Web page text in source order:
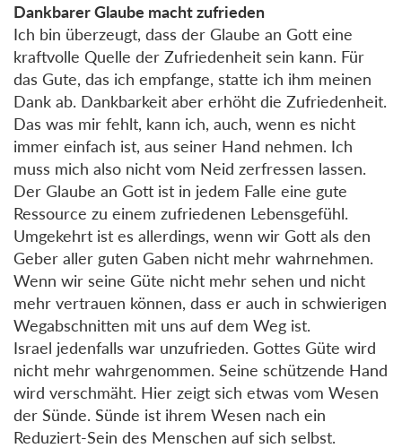
Dankbarer Glaube macht zufrieden
Ich bin überzeugt, dass der Glaube an Gott eine
kraftvolle Quelle der Zufriedenheit sein kann. Für
das Gute, das ich empfange, statte ich ihm meinen
Dank ab. Dankbarkeit aber erhöht die Zufriedenheit.
Das was mir fehlt, kann ich, auch, wenn es nicht
immer einfach ist, aus seiner Hand nehmen. Ich
muss mich also nicht vom Neid zerfressen lassen.
Der Glaube an Gott ist in jedem Falle eine gute
Ressource zu einem zufriedenen Lebensgefühl.
Umgekehrt ist es allerdings, wenn wir Gott als den
Geber aller guten Gaben nicht mehr wahrnehmen.
Wenn wir seine Güte nicht mehr sehen und nicht
mehr vertrauen können, dass er auch in schwierigen
Wegabschnitten mit uns auf dem Weg ist.
Israel jedenfalls war unzufrieden. Gottes Güte wird
nicht mehr wahrgenommen. Seine schützende Hand
wird verschmäht. Hier zeigt sich etwas vom Wesen
der Sünde. Sünde ist ihrem Wesen nach ein
Reduziert-Sein des Menschen auf sich selbst.